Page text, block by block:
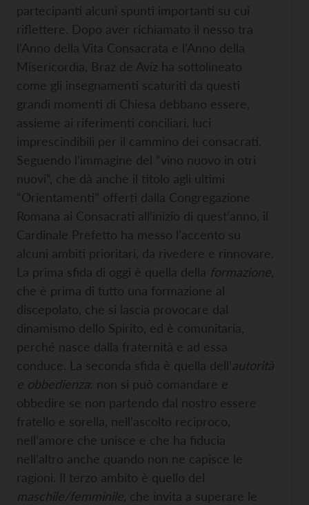
partecipanti alcuni spunti importanti su cui
riflettere. Dopo aver richiamato il nesso tra
l’Anno della Vita Consacrata e l’Anno della
Misericordia, Braz de Aviz ha sottolineato
come gli insegnamenti scaturiti da questi
grandi momenti di Chiesa debbano essere,
assieme ai riferimenti conciliari, luci
imprescindibili per il cammino dei consacrati.
Seguendo l’immagine del “vino nuovo in otri
nuovi”, che dà anche il titolo agli ultimi
“Orientamenti” offerti dalla Congregazione
Romana ai Consacrati all’inizio di quest’anno, il
Cardinale Prefetto ha messo l’accento su
alcuni ambiti prioritari, da rivedere e rinnovare.
La prima sfida di oggi è quella della formazione
che è prima di tutto una formazione al
discepolato, che si lascia provocare dal
dinamismo dello Spirito, ed è comunitaria,
perché nasce dalla fraternità e ad essa
conduce. La seconda sfida è quella dell’autorità
e obbedienza: non si può comandare e
obbedire se non partendo dal nostro essere
fratello e sorella, nell’ascolto reciproco,
nell’amore che unisce e che ha fiducia
nell’altro anche quando non ne capisce le
ragioni. Il terzo ambito è quello del
maschile/femminile , che invita a superare le